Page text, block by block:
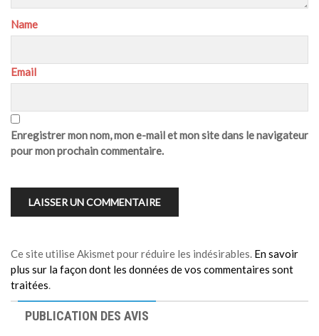
Name
Email
Enregistrer mon nom, mon e-mail et mon site dans le navigateur
pour mon prochain commentaire.
Ce site utilise Akismet pour réduire les indésirables. En savoir
plus sur la façon dont les données de vos commentaires sont
traitées.
PUBLICATION DES AVIS